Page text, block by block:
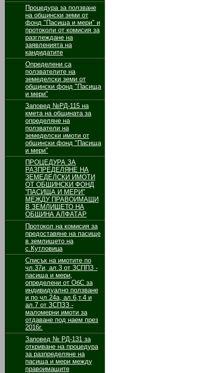
Процедура за ползване
на общински земи от
фонд "Пасища и мери" и
протоколи от комисия за
разглеждане на
заявленията на
кандидатите
Определени са
ползвателите на
земеделски земи от
общински фонд "Пасища
и мери"
Заповед №РД-115 на
кмета на общината за
определяне на
ползватели на
земеделски имоти от
общински фонд "Пасища
и мери"
ПРОЦЕДУРА ЗА
РАЗПРЕДЕЛЯНЕ НА
ЗЕМЕДЕЛСКИ ИМОТИ
ОТ ОБЩИНСКИ ФОНД
”ПАСИЩА И МЕРИ”
МЕЖДУ ПРАВОИМАЩИ
В ЗЕМЛИЩЕТО НА
ОБЩИНА АЛФАТАР
Протокол на комисия за
предоставяне на пасище
в землището на
с.Кутловица
Списък на имотите по
чл.37и, ал.3 от ЗСППЗ -
пасища и мери,
определени от ОбС за
индивидуално ползване
и по чл.24а, ал.6,т.4 и
ал.7 от ЗСПЗЗ -
маломерни имоти за
отдаване под наем през
2016г.
Заповед № РД-131 за
откриване на процедура
за разпределяне на
пасища и мери между
правоимащите